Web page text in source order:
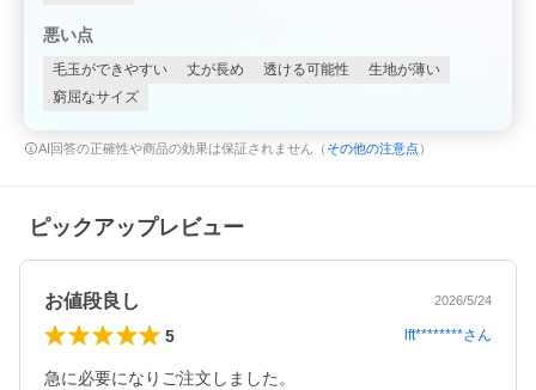
悪い点
毛玉ができやすい 丈が長め 透ける可能性
生地が薄い
窮屈なサイズ
AI回答の正確性や商品の効果は保証されません（ その他の注意点 ）
ピックアップレビュー
お値段良し 2026/5/24
5 lft********さん
急に必要になりご注文しました。